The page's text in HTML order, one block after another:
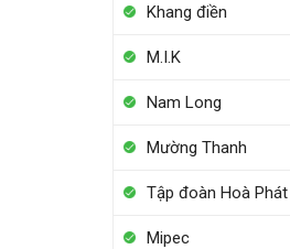
Khang điền
M.I.K
Nam Long
Mường Thanh
Tập đoàn Hoà Phát
Mipec